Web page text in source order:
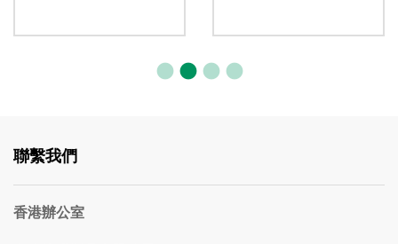
聯繫我們
香港辦公室